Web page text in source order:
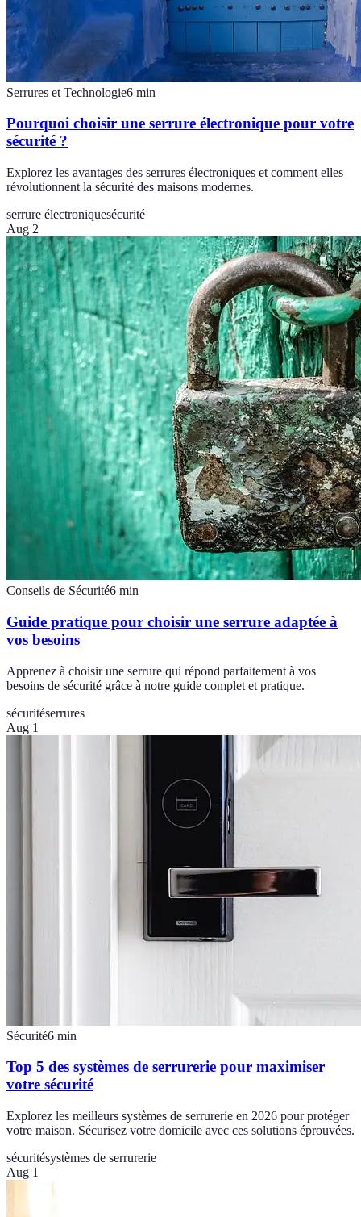
Serrures et Technologie6 min
Pourquoi choisir une serrure électronique pour votre
sécurité ?
Explorez les avantages des serrures électroniques et comment elles
révolutionnent la sécurité des maisons modernes.
serrure électroniquesécurité
Aug 2
Conseils de Sécurité6 min
Guide pratique pour choisir une serrure adaptée à
vos besoins
Apprenez à choisir une serrure qui répond parfaitement à vos
besoins de sécurité grâce à notre guide complet et pratique.
sécuritéserrures
Aug 1
Sécurité6 min
Top 5 des systèmes de serrurerie pour maximiser
votre sécurité
Explorez les meilleurs systèmes de serrurerie en 2026 pour protéger
votre maison. Sécurisez votre domicile avec ces solutions éprouvées.
sécuritésystèmes de serrurerie
Aug 1